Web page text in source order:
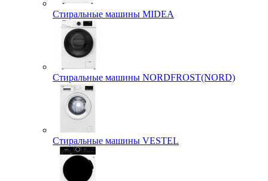
Стиральные машины MIDEA
Стиральные машины NORDFROST(NORD)
Стиральные машины VESTEL